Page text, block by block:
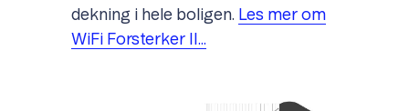
dekning i hele boligen. Les mer om
WiFi Forsterker II...